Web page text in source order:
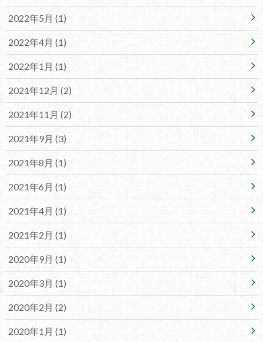
2022年5月 (1)
2022年4月 (1)
2022年1月 (1)
2021年12月 (2)
2021年11月 (2)
2021年9月 (3)
2021年8月 (1)
2021年6月 (1)
2021年4月 (1)
2021年2月 (1)
2020年9月 (1)
2020年3月 (1)
2020年2月 (2)
2020年1月 (1)